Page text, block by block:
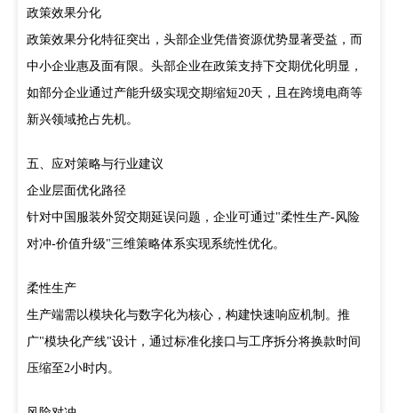
政策效果分化
政策效果分化特征突出，头部企业凭借资源优势显著受益，而
中小企业惠及面有限。头部企业在政策支持下交期优化明显，
如部分企业通过产能升级实现交期缩短20天，且在跨境电商等
新兴领域抢占先机。
五、应对策略与行业建议
企业层面优化路径
针对中国服装外贸交期延误问题，企业可通过"柔性生产-风险
对冲-价值升级"三维策略体系实现系统性优化。
柔性生产
生产端需以模块化与数字化为核心，构建快速响应机制。推
广"模块化产线"设计，通过标准化接口与工序拆分将换款时间
压缩至2小时内。